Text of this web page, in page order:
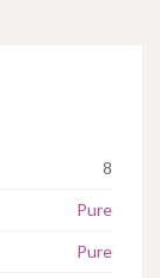
8
Pure
Pure